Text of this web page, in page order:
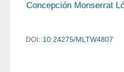
Concepción Monserrat
DOI: 10.24275/MLTW4807